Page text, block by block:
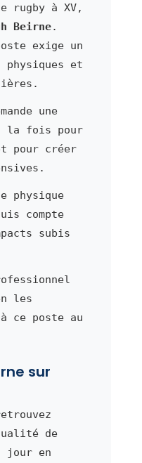
rugby à XV,
Beirne.
exige un
physiques et
une
la fois pour
pour créer
physique
compte
subis
les
ce poste au
sur
de
jour en